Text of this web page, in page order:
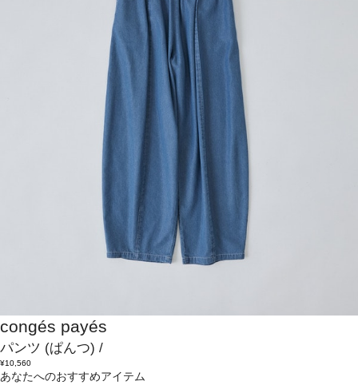
congés payés
パンツ (ぱんつ) /
¥10,560
あなたへのおすすめアイテム